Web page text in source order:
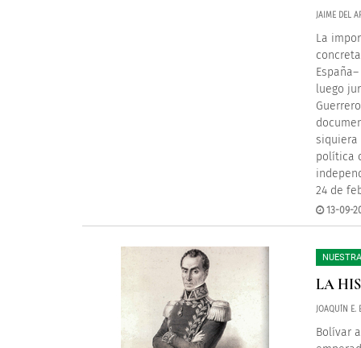
JAIME DEL
La
luego
política
24 de
13-09-
LA
JOAQUÍN E.
Bolívar